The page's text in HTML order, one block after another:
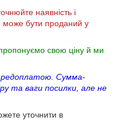
наявність і
може бути проданий у
свою ціну й ми
Сумма-
та ваги посилки, але не
уточнити в